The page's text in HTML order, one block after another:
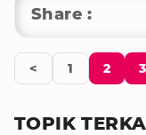
Share :
< 1 2 3
TOPIK